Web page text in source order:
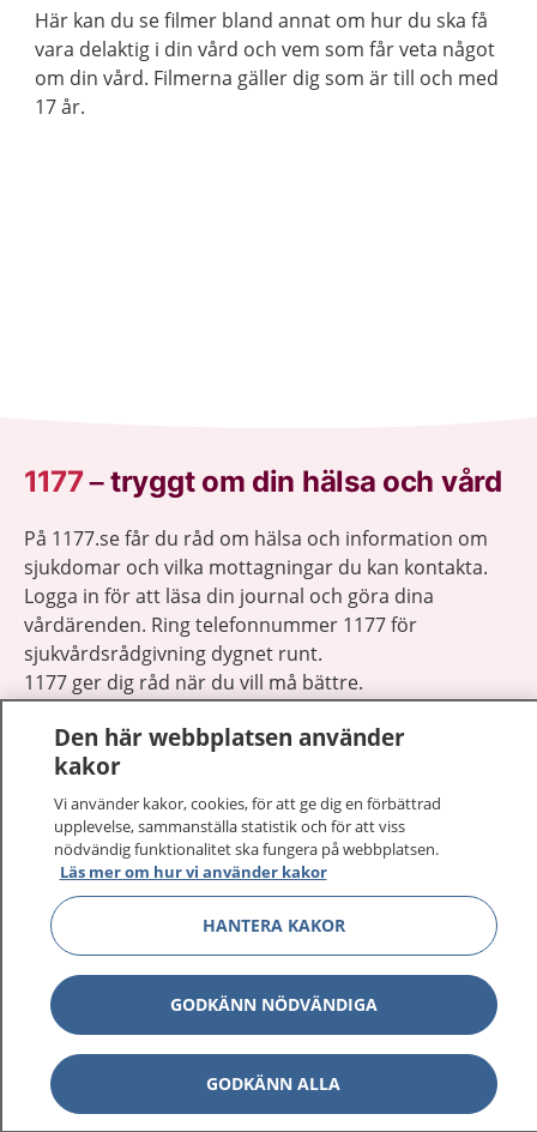
Här kan du se filmer bland annat om hur du ska få
vara delaktig i din vård och vem som får veta något
om din vård. Filmerna gäller dig som är till och med
17 år.
1177–tryggt om din hälsa och vård
På 1177.se får du råd om hälsa och information om
sjukdomar och vilka mottagningar du kan kontakta.
Logga in för att läsa din journal och göra dina
vårdärenden. Ring telefonnummer 1177 för
sjukvårdsrådgivning dygnet runt.
1177 ger dig råd när du vill må bättre.
1177 på flera språk
Om 1177 Visa
Kontakt Visa
Behandling av personuppgifter
Den här webbplatsen använder
kakor
Vi använder kakor, cookies, för att ge dig en förbättrad
upplevelse, sammanställa statistik och för att viss
nödvändig funktionalitet ska fungera på webbplatsen.
Läs mer om hur vi använder kakor
HANTERA KAKOR
GODKÄNN NÖDVÄNDIGA
GODKÄNN ALLA